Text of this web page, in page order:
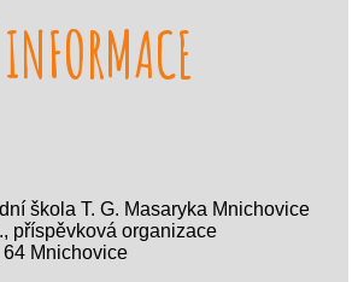
škola T. G. Masaryka Mnichovice
příspěvková organizace
Mnichovice